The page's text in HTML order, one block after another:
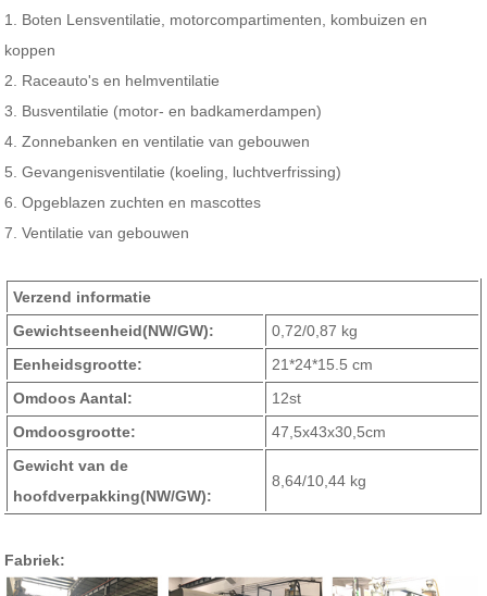
1. Boten Lensventilatie, motorcompartimenten, kombuizen en
koppen
2. Raceauto's en helmventilatie
3. Busventilatie (motor- en badkamerdampen)
4. Zonnebanken en ventilatie van gebouwen
5. Gevangenisventilatie (koeling, luchtverfrissing)
6. Opgeblazen zuchten en mascottes
7. Ventilatie van gebouwen
Verzend informatie
Gewichtseenheid(NW/GW):
0,72/0,87 kg
Eenheidsgrootte:
21*24*15.5 cm
Omdoos Aantal:
12st
Omdoosgrootte:
47,5x43x30,5cm
Gewicht van de
hoofdverpakking(NW/GW):
8,64/10,44 kg
Fabriek: